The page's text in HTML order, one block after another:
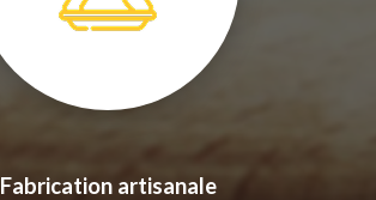
Fabrication artisanale